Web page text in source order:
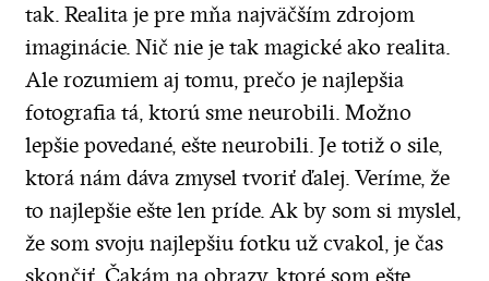
tak. Realita je pre mňa najväčším zdrojom
imaginácie. Nič nie je tak magické ako realita.
Ale rozumiem aj tomu, prečo je najlepšia
fotografia tá, ktorú sme neurobili. Možno
lepšie povedané, ešte neurobili. Je totiž o sile,
ktorá nám dáva zmysel tvoriť ďalej. Veríme, že
to najlepšie ešte len príde. Ak by som si myslel,
že som svoju najlepšiu fotku už cvakol, je čas